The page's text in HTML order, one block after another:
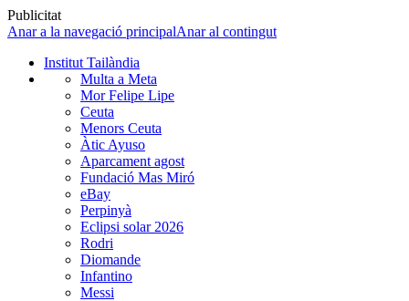
Publicitat
Anar a la navegació principalAnar al contingut
Institut Tailàndia
Multa a Meta
Mor Felipe Lipe
Ceuta
Menors Ceuta
Àtic Ayuso
Aparcament agost
Fundació Mas Miró
eBay
Perpinyà
Eclipsi solar 2026
Rodri
Diomande
Infantino
Messi